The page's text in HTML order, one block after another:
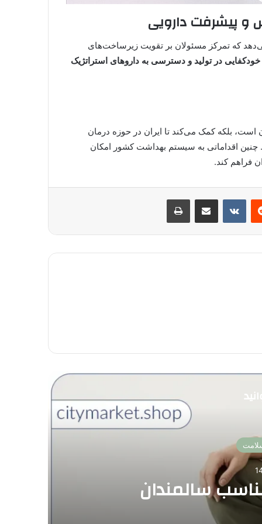
و پیشرفت دارویی
که تمرکز مسئولان بر تقویت زیرساخت‌های
خودکفایی در تولید و دسترسی به داروهای استراتژیک
است، بلکه کمک می‌کند تا ایران در حوزه درمان
چنین اقداماتی به سیستم بهداشت کشور امکان
فراهم کند.
‫رددیت ‫VKontakteاشتراک گذاری از طریق ایمیل چاپ
سالمندان